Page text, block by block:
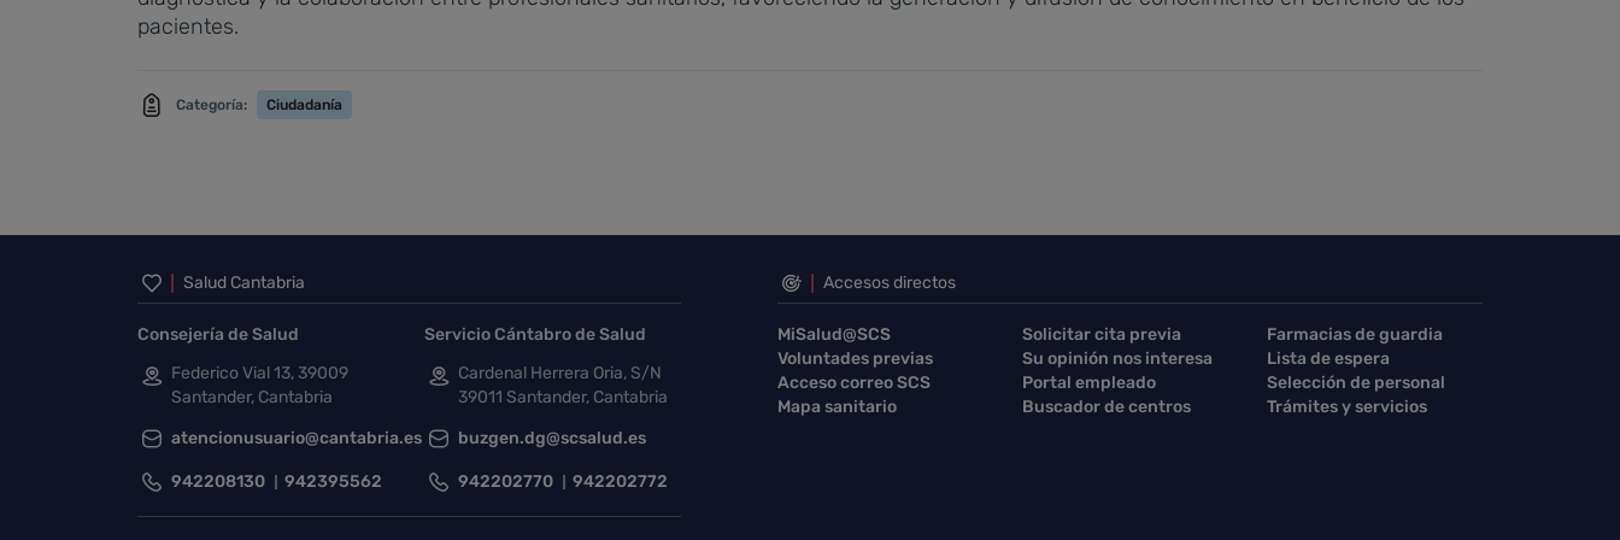
pacientes.
Categoría: Ciudadanía
Inicio del pie de página
Salud Cantabria
Consejería de Salud
Federico Vial 13, 39009
Santander, Cantabria
atencionusuario@cantabria.es
942208130 942395562
Servicio Cántabro de Salud
Cardenal Herrera Oria, S/N
39011 Santander, Cantabria
buzgen.dg@scsalud.es
942202770 942202772
Accesos directos
MiSalud@SCS Solicitar cita previa
Farmacias de guardia
Voluntades previas
Su opinión nos interesa
Lista de espera
Acceso correo SCS
Portal empleado
Selección de personal
Mapa sanitario
Buscador de centros Trámites y servicios